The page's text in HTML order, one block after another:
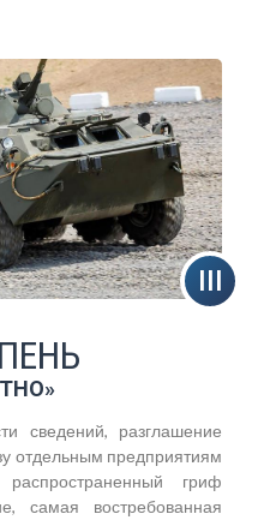
сведений, разглашение
отдельным предприятиям
гриф
самая востребованная